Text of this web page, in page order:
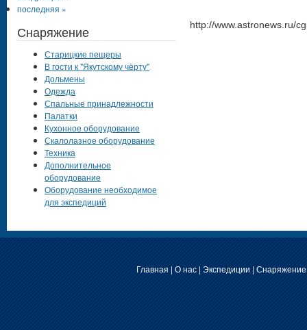
http://www.astronews.ru/
последняя »
Снаряжение
Старицкие пещеры
В гости к "Якутскому чёрту"
Дольмены
Одежда
Спальные принадлежности
Палатки
Кухонное оборудование
Скалолазное оборудование
Техника
Дополнительное
оборудование
Оборудование необходимое
для экспедиций
Главная | О нас| Экспедиции | Снаряжение